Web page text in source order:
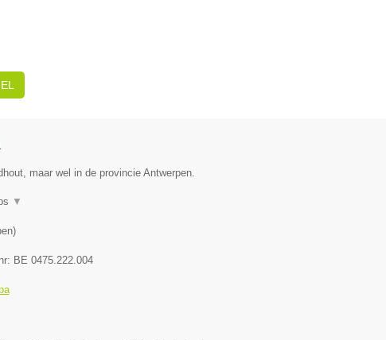
maar wel in de provincie Antwerpen.
▼
)
BE 0475.222.004